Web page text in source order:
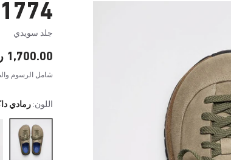
1774 Uerzell Suede
جلد سويدي
1,700.00 ر.ق
شامل الرسوم
اللون:رمادي